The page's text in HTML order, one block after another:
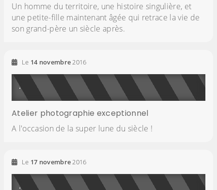
Un homme du territoire, une histoire singulière, et
une petite-fille maintenant âgée qui retrace la vie de
son grand-père un siècle après.
Le 14 novembre2016
Atelier photographie exceptionnel
A l'occasion de la super lune du siècle !
Le 17 novembre2016